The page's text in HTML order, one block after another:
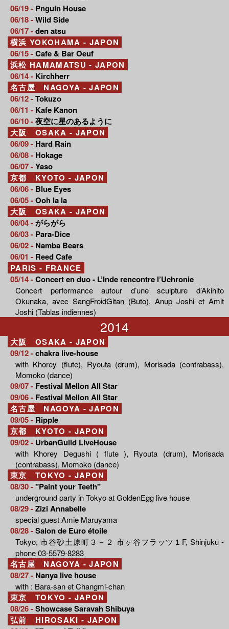
06/19 - Pnguin House
06/18 -Wild Side
06/17 -den atsu
横浜 YOKOHAMA - JAPON
06/15 -Cafe & Bar Oeuf
浜松 HAMAMATSU - JAPON
06/14 - Kirchherr
名古屋 NAGOYA - JAPON
06/12 -Tokuzo
06/11 - Kafe Kanon
06/10 -夜空に星のあるように
大阪 OSAKA - JAPON
06/09 - Hard Rain
06/08 - Hokage
06/07 -Yaso
京都 KYOTO - JAPON
06/06 - Blue Eyes
06/05 -Ooh la la
大阪 OSAKA - JAPON
06/04 -がらがら
06/03 - Para-Dice
06/02 - Namba Bears
06/01 - Reed Cafe
PARIS - FRANCE
05/14 -Concert en duo - L’Inde rencontre l’Uchronie
Concert performance autour d’une sculpture d’Akihito
Okunaka, avec SangFroidGitan (Buto), Anup Joshi et Amit
Joshi (Tablas indiennes)
2014
大阪 OSAKA - JAPON
09/12 -chakra live-house
with Khorey (flute), Ryouta (drum), Morisada (contrabass),
Momoko (dance)
09/07 - Festival Mellon All Star
09/06 - Festival Mellon All Star
名古屋 NAGOYA - JAPON
09/05 - Ripple
京都 KYOTO - JAPON
09/02 - UrbanGuild LiveHouse
with Khorey Degushi ( flute ), Ryouta (drum), Morisada
(contrabass), Momoko (dance)
東京 TOKYO - JAPON
08/30 -"Paint your Teeth"
underground party in Tokyo at GoldenEgg live house
08/29 -Zizi Annabelle
special guest Amie Maruyama
08/28 -Salon de Euro étoile
Tokyo, 市谷砂土原町３－２ 市ヶ谷フラッツ１F, Shinjuku -
phone 03-5579-8283
名古屋 NAGOYA - JAPON
08/27 - Nanya live house
with : Bara-san et Changmi-chan
東京 TOKYO - JAPON
08/26 -Showcase Saravah Shibuya
弘前 HIROSAKI - JAPON